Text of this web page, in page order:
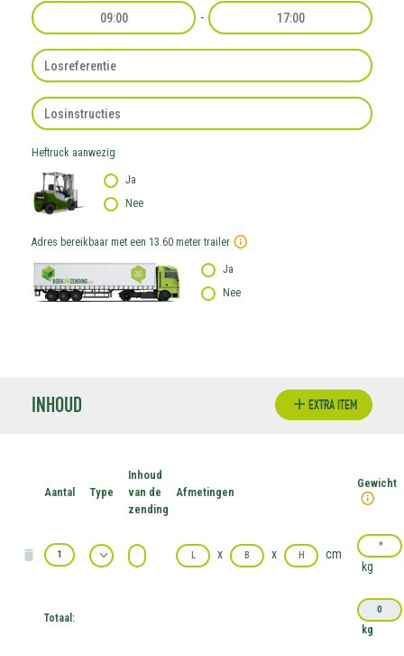
-
Losreferentie
Losinstructies
Heftruck aanwezig
Ja
Nee
Adres bereikbaar met een 13.60 meter trailer
Ja
Nee
INHOUD EXTRA ITEM
Aantal Type
Inhoud
van de
zending
Afmetingen
Gewicht
x x
cm
kg
Totaal:
kg